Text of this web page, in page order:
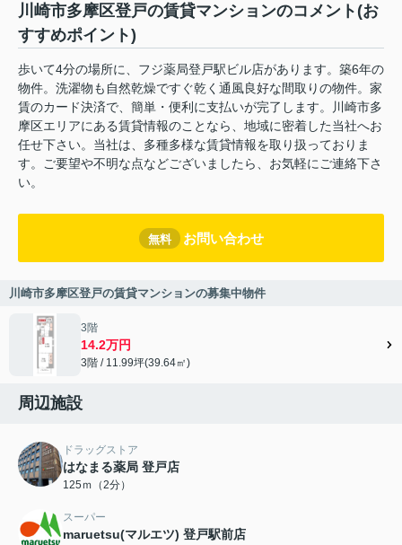
川崎市多摩区登戸の賃貸マンションのコメント(お
すすめポイント)
歩いて4分の場所に、フジ薬局登戸駅ビル店があります。築6年の
物件。洗濯物も自然乾燥ですぐ乾く通風良好な間取りの物件。家
賃のカード決済で、簡単・便利に支払いが完了します。川崎市多
摩区エリアにある賃貸情報のことなら、地域に密着した当社へお
任せ下さい。当社は、多種多様な賃貸情報を取り扱っておりま
す。ご要望や不明な点などございましたら、お気軽にご連絡下さ
い。
無料 お問い合わせ
川崎市多摩区登戸の賃貸マンションの募集中物件
3階
14.2万円
3階 / 11.99坪(39.64㎡)
周辺施設
ドラッグストア
はなまる薬局 登戸店
125ｍ（2分）
スーパー
maruetsu(マルエツ) 登戸駅前店